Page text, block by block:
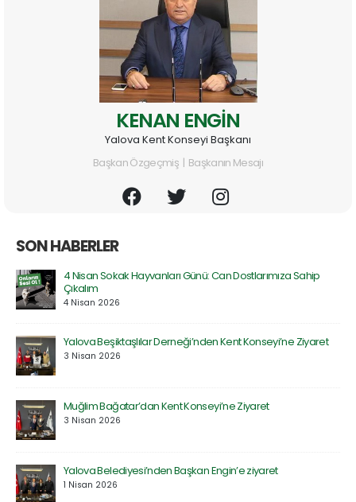
KENAN ENGİN
Yalova Kent Konseyi Başkanı
Başkan Özgeçmiş | Başkanın Mesajı
SON HABERLER
Sahip
Ziyaret
Prof. Dr. Serdar Geri’ye Rektör Yardımcılığı
Özel Atakent Hastanesi ile İndirim Protokolü
Saadet Partisi Heyetinden Kent Konseyi’ne
Defne Ekolojik Orman Parkı’nın Temel Atma